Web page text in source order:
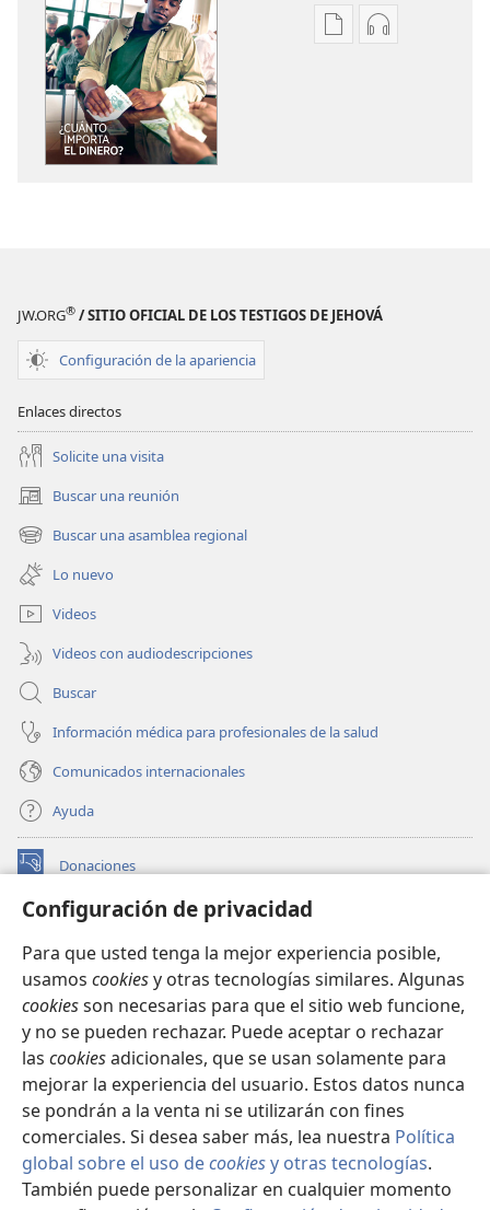
Configuración de privacidad
Para que usted tenga la mejor experiencia posible,
usamos cookiesy otras tecnologías similares. Algunas
cookiesson necesarias para que el sitio web funcione,
y no se pueden rechazar. Puede aceptar o rechazar
las cookiesadicionales, que se usan solamente para
mejorar la experiencia del usuario. Estos datos nunca
se pondrán a la venta ni se utilizarán con fines
comerciales. Si desea saber más, lea nuestra Política
global sobre el uso decookiesy otras tecnologías.
También puede personalizar en cualquier momento
OpcionesOpciones
JW.ORG® / SITIO OFICIAL DE LOS TESTIGOS DE JEHOVÁ
Configuración de la apariencia
Enlaces directos
Solicite una visita
Buscar una reunión
(abre
una
nueva
ventana)
Buscar una asamblea regional
(abre
una
nueva
ventana)
Lo nuevo
Videos
Videos con audiodescripciones
Buscar
Información médica para profesionales de la salud
Comunicados internacionales
Ayuda
Donaciones
(abre
nueva BIBLIOTECA EN LÍNEA Watchtower™
una
nueva
ventana)
JW Hub
(abre
una
nueva
ventana)
JW Library
Watchtower Library
Copyright© 2026 Watch Tower Bible and Tract Society of Pennsylvania.